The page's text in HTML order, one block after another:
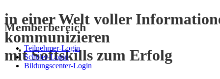
in einer Welt voller
kommunizieren
mitSoftskillszum Erfolg
Memberbereich
Teilnehmer-Login
Schüler-Login
Bildungscenter-Login